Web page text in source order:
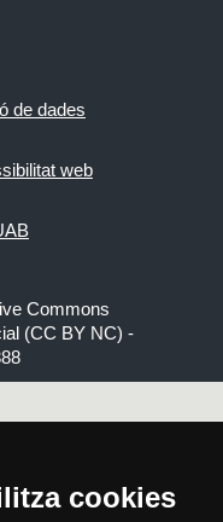
cookies
de dades
web
Commons
(CC BY NC) -